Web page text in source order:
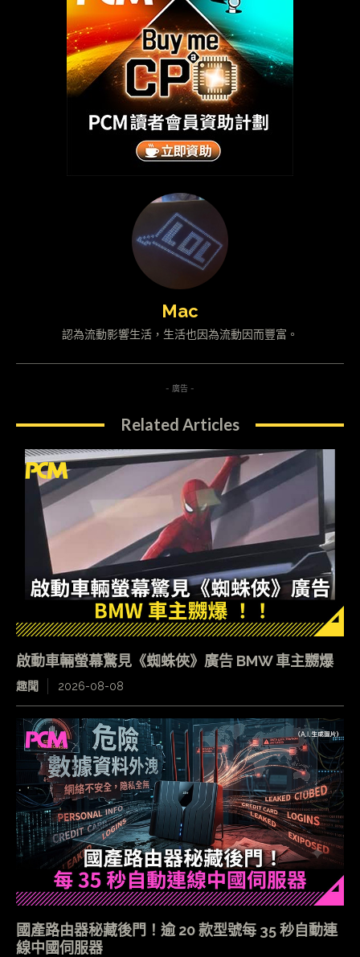
Mac
認為流動影響生活，生活也因為流動因而豐富。
- 廣告 -
Related Articles
啟動車輛螢幕驚見《蜘蛛俠》廣告 BMW 車主嬲爆
趣聞 2026-08-08
國產路由器秘藏後門！逾 20 款型號每 35 秒自動連
線中國伺服器